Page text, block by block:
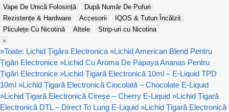
Vape De Unică Folosință
După Număr De Pufuri
Rezistențe & Hardware
Accesorii
IQOS & Tutun Încălzit
Pliculețe Cu Nicotină
Altele
Strip-uri cu Nicotina
›
»Toate: Lichid Țigăra Electronica »Lichid American Blend Pentru
Țigări Electronice »Lichid Cu Aroma De Papaya Ananas Pentru
Țigări Electronice »Lichid Țigară Electronică 10ml – E-Liquid TPD
10ml »Lichid Țigară Electronică Ciocolată – Chocolate E-Liquid
»Lichid Țigară Electronică Cireșe – Cherry E-Liquid »Lichid Țigară
Electronică DTL – Direct To Lung E-Liquid »Lichid Țigară Electronică